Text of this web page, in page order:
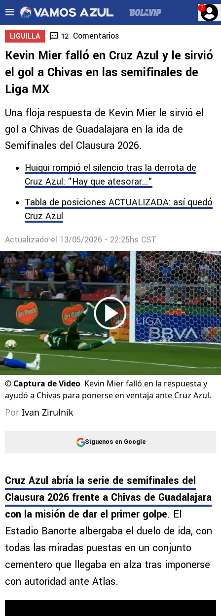
?
LIGUILLA 12 Comentarios
Kevin Mier falló en Cruz Azul y le sirvió
el gol a Chivas en las semifinales de
Liga MX
Una floja respuesta de Kevin Mier le sirvió el
gol a Chivas de Guadalajara en la ida de
Semifinales del Clausura 2026.
Huiqui rompió el silencio tras la derrota de
Cruz Azul: "Hay que atesorar..."
Tabla de posiciones ACTUALIZADA: así quedó
Cruz Azul
Actualizado el 13/05/2026 - 22:25hs CST
© Captura de Video Kevin Mier falló en la respuesta y
ayudó a Chivas para ponerse en ventaja ante Cruz Azul.
Por Ivan Zirulnik
Síguenos en Google
Cruz Azul abría la serie de semifinales del
Clausura 2026 frente a Chivas de Guadalajara
con la misión de dar el primer golpe. El
Estadio Banorte albergaba el duelo de ida, con
todas las miradas puestas en un conjunto
cementero que llegaba en alza tras imponerse
con autoridad ante Atlas.